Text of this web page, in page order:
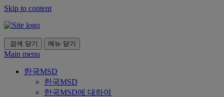
Skip to content
검색 닫기 메뉴 닫기
Main menu
한국MSD
한국MSD
한국MSD에 대하여